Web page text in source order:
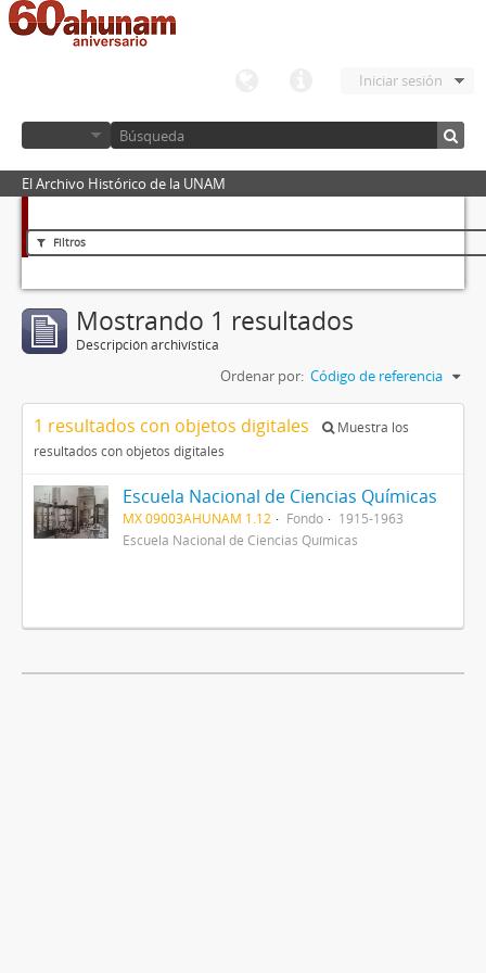
Iniciar sesión
El Archivo Histórico de la UNAM
Filtros
Mostrando 1 resultados
Descripción archivística
Ordenar por: Código de referencia
1 resultados con objetos digitales
Muestra los
resultados con objetos digitales
Escuela Nacional de Ciencias Químicas
MX 09003AHUNAM 1.12 Fondo
1915-1963
Escuela Nacional de Ciencias Químicas